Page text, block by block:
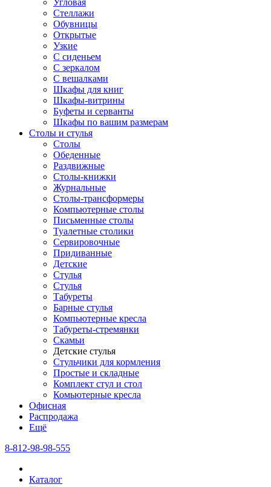
Угловая
Стеллажи
Обувницы
Открытые
Узкие
С сиденьем
С зеркалом
С вешалками
Шкафы для книг
Шкафы-витрины
Буфеты и серванты
Шкафы по вашим размерам
Столы и стулья
Столы
Обеденные
Раздвижные
Столы-книжки
Журнальные
Столы-трансформеры
Компьютерные столы
Письменные столы
Туалетные столики
Сервировочные
Придиванные
Детские
Стулья
Стулья
Табуреты
Барные стулья
Компьютерные кресла
Табуреты-стремянки
Скамьи
Детские стулья
Стульчики для кормления
Простые и складные
Комплект стул и стол
Комьютерные кресла
Офисная
Распродажа
Eщё
8-812-98-98-555
Каталог